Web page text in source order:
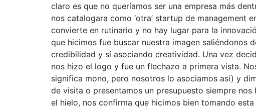
claro es que no queríamos ser una empresa más
nos catalogara como ‘otra’ startup de management
convierte en rutinario y no hay lugar para la
que hicimos fue buscar nuestra imagen saliéndonos
credibilidad y sí asociando creatividad. Una vez
nos hizo el logo y fue un flechazo a primera vista.
significa mono, pero nosotros lo asociamos así) y
de visita o presentamos un presupuesto siempre
el hielo, nos confirma que hicimos bien tomando